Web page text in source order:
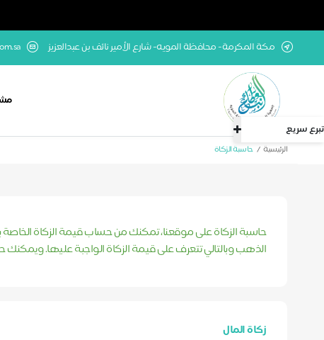
تبرع سريع
مكة المكرمة- محافظة المويه- شارع الأمير نائف بن عبدالعزيز
الرئيسية حاسبة الزكاة
حاسبة الزكاة على موقعنا، تمكنك من حساب قيمة الزكاة
الذهب وبالتالي تتعرف على قيمة الزكاة الواجبة عليها.
زكاة المال